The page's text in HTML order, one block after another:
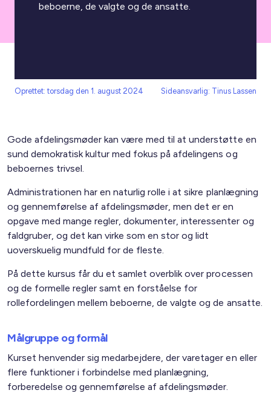
beboerne, de valgte og de ansatte.
Oprettet: torsdag den 1. august 2024 Sideansvarlig: Tinus Lassen
Gode afdelingsmøder kan være med til at understøtte en
sund demokratisk kultur med fokus på afdelingens og
beboernes trivsel.
Administrationen har en naturlig rolle i at sikre planlægning
og gennemførelse af afdelingsmøder, men det er en
opgave med mange regler, dokumenter, interessenter og
faldgruber, og det kan virke som en stor og lidt
uoverskuelig mundfuld for de fleste.
På dette kursus får du et samlet overblik over processen
og de formelle regler samt en forståelse for
rollefordelingen mellem beboerne, de valgte og de ansatte.
Målgruppe og formål
Kurset henvender sig medarbejdere, der varetager en eller
flere funktioner i forbindelse med planlægning,
forberedelse og gennemførelse af afdelingsmøder.